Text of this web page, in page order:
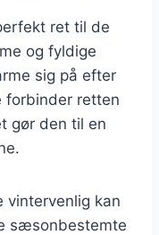
ret til de
og fyldige
sig på efter
forbinder retten
gør den til en
vintervenlig kan
sæsonbestemte